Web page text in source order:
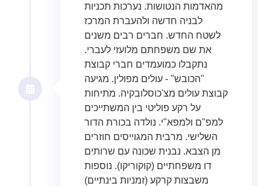
מהאדמות הנטושות. נערכות תכניות
לבניה חדשה ולהעברת המרכז
לשטח החדש. חברים רבים משנים
את שם משפחתם מלועזי לעברי.
נתקבלו כמועמדים חברי קבוצת
"הכובש" - עולים מפולין. מגיעה
קבוצת עולים מצ'כוסלובקיה. מתיחות
על רקע פוליטי בין המשתייכים
למפ"ם ולמפא"י. נולדה בכורת הדור
השלישי. מרבית המגוייסים חוזרים
מן הצבא. נבנית שכונה עם שרותים
דו משפחתיים (קוקוריקו). נוספות
משבצות קרקע (זמניות בינתיים)